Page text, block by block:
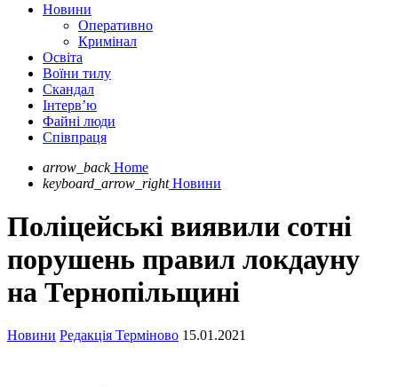
Новини
Оперативно
Кримінал
Освіта
Воїни тилу
Скандал
Інтерв’ю
Файні люди
Співпраця
arrow_back Home
keyboard_arrow_right Новини
Поліцейські виявили сотні
порушень правил локдауну
на Тернопільщині
Новини Редакція Терміново 15.01.2021